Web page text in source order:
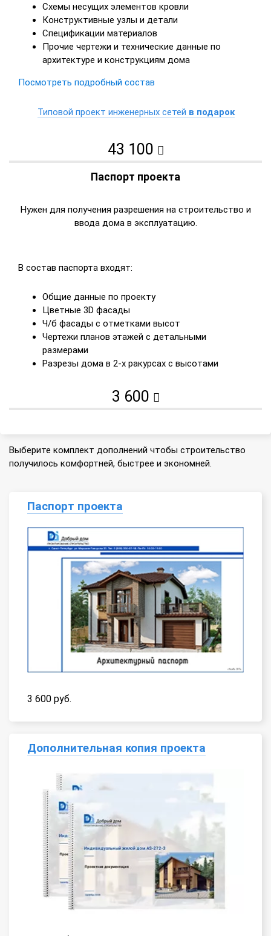
Схемы несущих элементов кровли
Конструктивные узлы и детали
Спецификации материалов
Прочие чертежи и технические данные по
архитектуре и конструкциям дома
Посмотреть подробный состав
Типовой проект инженерных сетей в подарок
43 100
Паспорт проекта
Нужен для получения разрешения на строительство и
ввода дома в эксплуатацию.
В состав паспорта входят:
Общие данные по проекту
Цветные 3D фасады
Ч/б фасады с отметками высот
Чертежи планов этажей с детальными
размерами
Разрезы дома в 2-х ракурсах с высотами
3 600
Выберите комплект дополнений чтобы строительство
получилось комфортней, быстрее и экономней.
Паспорт проекта
3 600 руб.
Дополнительная копия проекта